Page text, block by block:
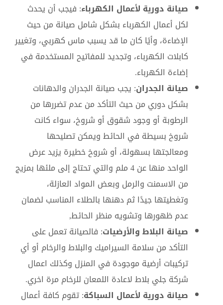
صيانة دورية لأعمال الكهرباء: فيجب أن يحدث
لكل أعمال الكهرباء بشكل شامل صيانة من حيث
الإضاءة، وأيًا كان ما قد يسبب ماس كهربي، وتغيير
كابلات الكهرباء، وتجديد للمفاتيح المستخدمة في
إضاءة الكهرباء.
صيانة الجدران: يجب صيانة الجدران والدهانات
بشكل دوري من حيث التأكد من عدم تضررها من
الرطوبة أو وجود شقوق أو شروخ، سواء كانت
شروخ بسيطة في الحائط ويمكن تصليحها
ومعالجتها بسهولة، أو شروخ خطيرة يزيد عرض
الواحد منها عن 4 ملم والتي تحتاج إلى ملئها بمزيج
من الاسمنت والرمل وبعض المواد العازلة،
وتغطيتها جيدًا ثم دهنها بالطلاء المناسب لضمان
عدم ظهورها وتشويه منظر الحائط,
صيانة البلاط والأرضيات: فالصيانة تعمل على
التأكد من سلامة السيراميك والبلاط والرخام أو أي
تركيبات أرضية موجودة في المنزل وكذلك اعمال
شركة جلي بلاط لاعادة اللمعان للرخام مرة اخري.
صيانة دورية لأعمال السباكة: تقوم كافة أعمال